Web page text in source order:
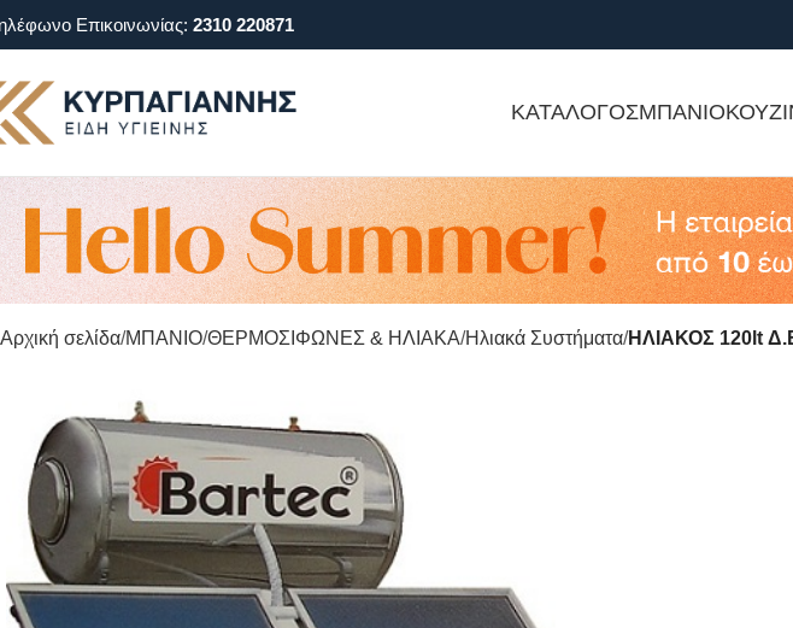
Επικοινωνίας: 2310 220871
ΚΑΤΑΛΟΓΟΣΜΠΑΝΙΟ
Αρχική σελίδα ΜΠΑΝΙΟ ΘΕΡΜΟΣΙΦΩΝΕΣ & ΗΛΙΑΚΑ Ηλιακά Συστήματα ΗΛΙΑΚΟΣ 120lt